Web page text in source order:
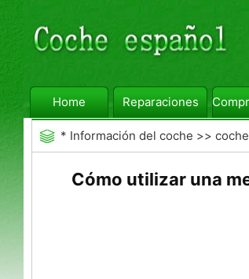
Home Reparaciones
* Información del coche >>
Cómo utilizar una